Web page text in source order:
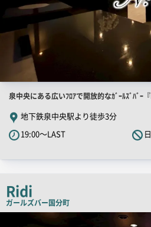
店
舗
PR
キ
コ
ピ
泉中央にある広いﾌﾛｱで開放的なｶﾞｰﾙｽﾞﾊﾞｰ『
地下鉄泉中央駅より徒歩3分
19:00～LAST
Ridi
ガールズバー国分町